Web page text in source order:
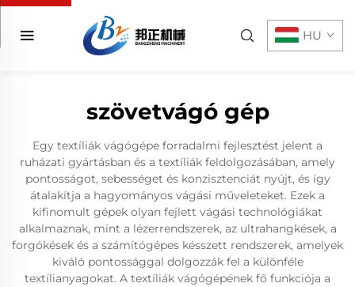
HU
szövetvágó gép
Egy textíliák vágógépe forradalmi fejlesztést jelent a
ruházati gyártásban és a textíliák feldolgozásában, amely
pontosságot, sebességet és konzisztenciát nyújt, és így
átalakítja a hagyományos vágási műveleteket. Ezek a
kifinomult gépek olyan fejlett vágási technológiákat
alkalmaznak, mint a lézerrendszerek, az ultrahangkések, a
forgókések és a számítógépes késszett rendszerek, amelyek
kiváló pontossággal dolgozzák fel a különféle
textílianyagokat. A textíliák vágógépének fő funkciója a